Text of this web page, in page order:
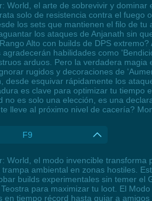
World, el arte de sobrevivir y
solo de resistencia contra el fuego
los sets que mantienen el filo de
los ataques de Anjanath sin
Alto con builds de DPS
agradecerán habilidades como
arduos. Pero la verdadera
rugidos y decoraciones de
desde esquivar rápidamente los
es clave para optimizar tu tiempo
no es solo una elección, es una
lleve al próximo nivel de cacería?
F9
World, el modo invencible
ambiental en zonas hostiles.
builds experimentales sin temer
para maximizar tu loot. El
en tiempo récord hasta guiar a